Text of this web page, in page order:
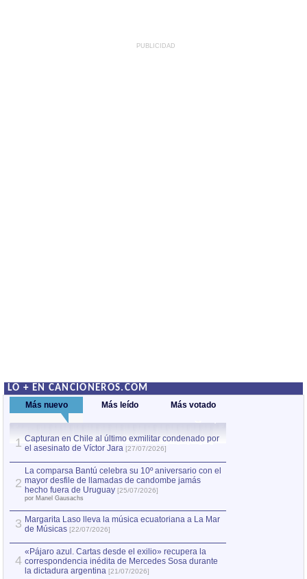
PUBLICIDAD
LO + EN CANCIONEROS.COM
Más nuevo Más leído Más votado
1 Capturan en Chile al último exmilitar condenado por
el asesinato de Víctor Jara [27/07/2026]
2
La comparsa Bantú celebra su 10º aniversario con el
mayor desfile de llamadas de candombe jamás
hecho fuera de Uruguay [25/07/2026]
por Manel Gausachs
3 Margarita Laso lleva la música ecuatoriana a La Mar
de Músicas [22/07/2026]
4
«Pájaro azul. Cartas desde el exilio» recupera la
correspondencia inédita de Mercedes Sosa durante
la dictadura argentina [21/07/2026]